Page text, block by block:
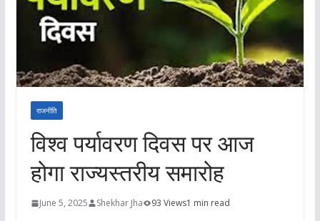
राजनीति
विश्व पर्यावरण दिवस पर आज
होगा राज्यस्तरीय समारोह
June 5, 2025 Shekhar Jha 93 Views1 min read